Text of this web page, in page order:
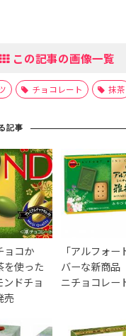
この記事の画像一覧
チョコレート 抹茶
記事
ョコか
を使った
ドチョ
売
「アルフォ
バーな新商品
ニチョコレー